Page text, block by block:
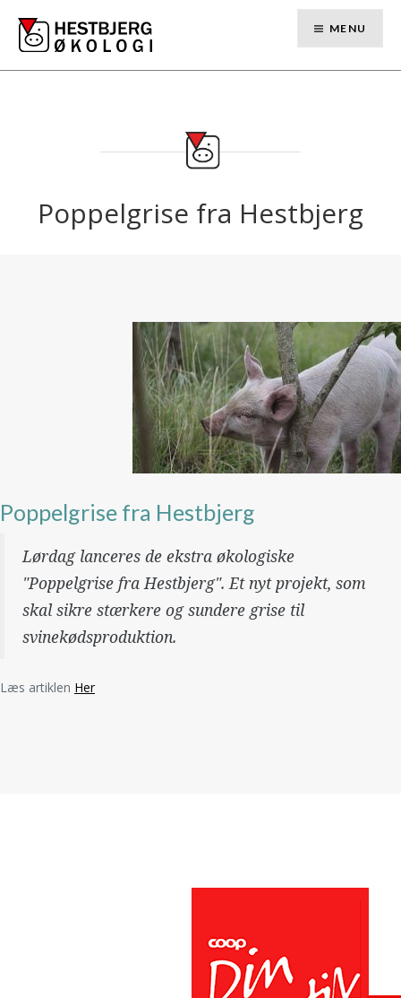
content
MENU
Poppelgrise fra Hestbjerg
Poppelgrise fra Hestbjerg
Lørdag lanceres de ekstra økologiske
"Poppelgrise fra Hestbjerg". Et nyt projekt, som
skal sikre stærkere og sundere grise til
svinekødsproduktion.
Læs artiklen Her